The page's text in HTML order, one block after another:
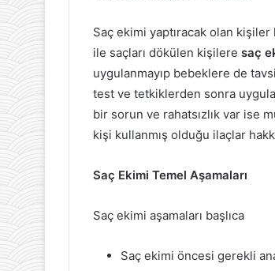
Saç ekimi yaptıracak olan
ile saçları dökülen kişilere saç
uygulanmayıp bebeklere de
test ve tetkiklerden sonra
bir sorun ve rahatsızlık var ise
kişi kullanmış olduğu ilaçlar
Saç Ekimi Temel Aşamaları
Saç ekimi aşamaları başlıca
Saç ekimi öncesi gerekli